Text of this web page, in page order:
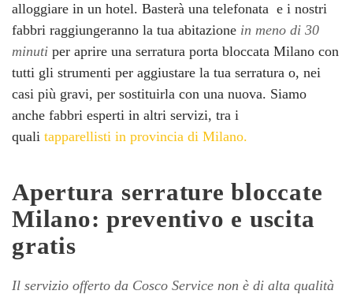
alloggiare in un hotel. Basterà una telefonata e i nostri
fabbri raggiungeranno la tua abitazione in meno di 30
minuti per aprire una serratura porta bloccata Milano con
tutti gli strumenti per aggiustare la tua serratura o, nei
casi più gravi, per sostituirla con una nuova. Siamo
anche fabbri esperti in altri servizi, tra i
quali tapparellisti in provincia di Milano.
Apertura serrature bloccate
Milano: preventivo e uscita
gratis
Il servizio offerto da Cosco Service non è di alta qualità